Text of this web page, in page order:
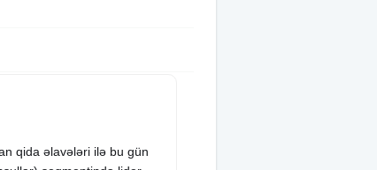
qida əlavələri ilə bu gün